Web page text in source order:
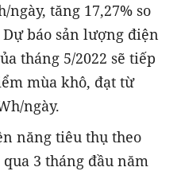
ngày, tăng 17,27% so
báo sản lượng điện
tháng 5/2022 sẽ tiếp
mùa khô, đạt từ
ngày.
năng tiêu thụ theo
3 tháng đầu năm